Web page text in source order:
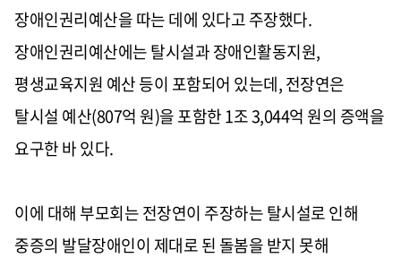
장애인권리예산을 따는 데에 있다고 주장했다.
장애인권리예산에는 탈시설과 장애인활동지원,
평생교육지원 예산 등이 포함되어 있는데,전장연은
탈시설 예산(807억 원)을 포함한1조3,044억 원의 증액을
요구한 바 있다.
이에 대해 부모회는 전장연이 주장하는 탈시설로 인해
중증의 발달장애인이 제대로 된 돌봄을 받지 못해